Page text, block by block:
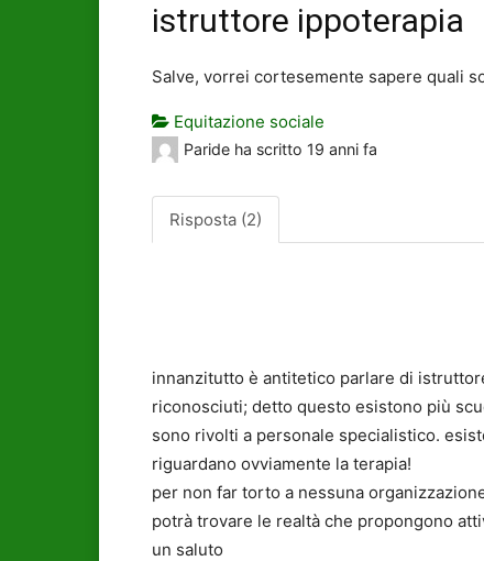
istruttore ippoterapia
Salve, vorrei cortesemente sapere quali
Equitazione sociale
Paride ha scritto 19 anni fa
Risposta (2)
innanzitutto è antitetico parlare di
riconosciuti; detto questo esistono più
sono rivolti a personale specialistico.
riguardano ovviamente la terapia!
per non far torto a nessuna
potrà trovare le realtà che propongono
un saluto